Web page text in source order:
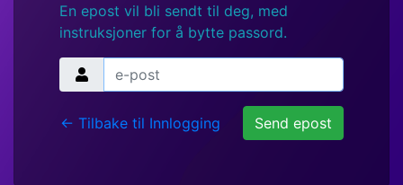
En epost vil bli sendt til deg, med
instruksjoner for å bytte passord.
<- Tilbake til Innlogging